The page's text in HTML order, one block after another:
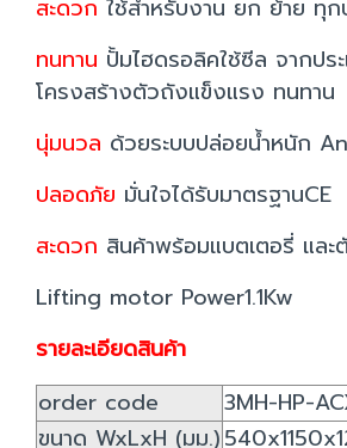
สะดวก ใช้สำหรับงาน ยก ย้าย ทุก
ทนทาน ปั้มไฮดรอลิคใช้ซีล จากประ
โครงสร้างตัวถังแข็งแรง ทนทาน
นุ่มนวล ด้วยระบบปล่อยน้ำหนัก
ปลอดภัย มั่นใจได้รับมาตรฐานCE
สะดวก สินค้าพร้อมแบตเตอรี่ และ
Lifting motor Power1.1Kw
รายละเอียดสินค้า
order code
3MH-HP-
ขนาด WxLxH (มม.)